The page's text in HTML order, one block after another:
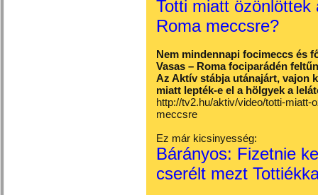
Totti miatt özönlöttek
Roma meccsre?
Nem mindennapi focimeccs és
Vasas – Roma fociparádén
Az Aktív stábja utánajárt, vajon
miatt lepték-e el a hölgyek a
http://tv2.hu/aktiv/video/totti-
meccsre
Ez már kicsinyesség:
Bárányos: Fizetnie
cserélt mezt